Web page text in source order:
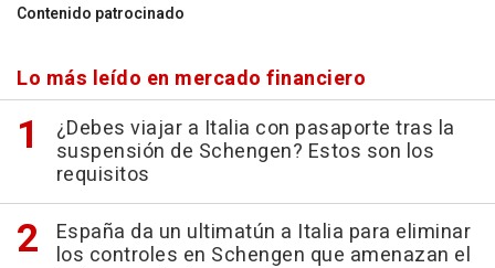
Contenido patrocinado
Lo más leído en mercado financiero
¿Debes viajar a Italia con pasaporte tras la
suspensión de Schengen? Estos son los
requisitos
España da un ultimatún a Italia para eliminar
los controles en Schengen que amenazan el